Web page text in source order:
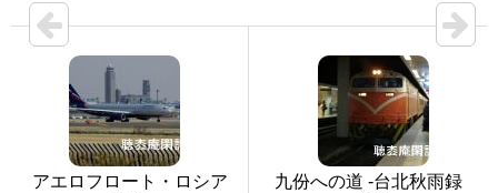
アエロフロート・ロシア
九份への道 -台北秋雨録